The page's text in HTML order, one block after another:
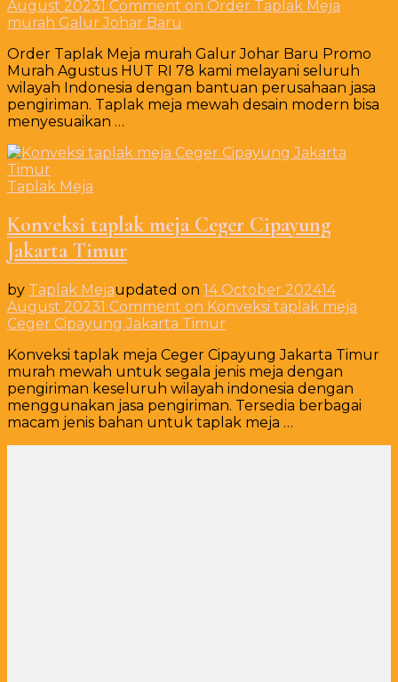
August 20231 Comment on Order Taplak Meja
murah Galur Johar Baru
Order Taplak Meja murah Galur Johar Baru Promo
Murah Agustus HUT RI 78 kami melayani seluruh
wilayah Indonesia dengan bantuan perusahaan jasa
pengiriman. Taplak meja mewah desain modern bisa
menyesuaikan …
Taplak Meja
Konveksi taplak meja Ceger Cipayung
Jakarta Timur
by Taplak Mejaupdated on 14 October 202414
August 20231 Comment on Konveksi taplak meja
Ceger Cipayung Jakarta Timur
Konveksi taplak meja Ceger Cipayung Jakarta Timur
murah mewah untuk segala jenis meja dengan
pengiriman keseluruh wilayah indonesia dengan
menggunakan jasa pengiriman. Tersedia berbagai
macam jenis bahan untuk taplak meja …